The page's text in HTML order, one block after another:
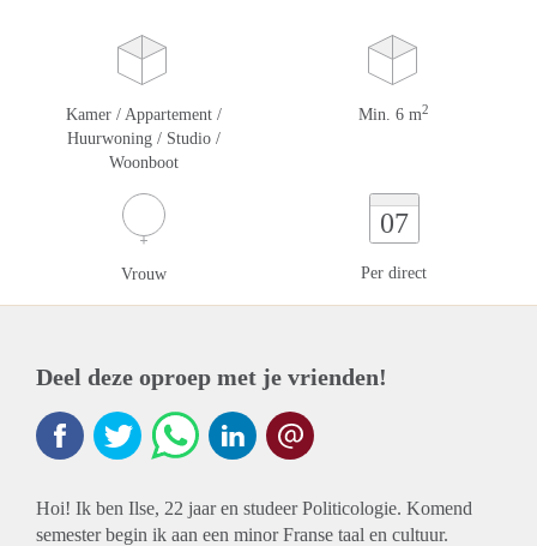
Kamer / Appartement /
Huurwoning / Studio /
Woonboot
Min. 6 m2
Vrouw
07
Per direct
Deel deze oproep met je vrienden!
Hoi! Ik ben Ilse, 22 jaar en studeer Politicologie. Komend
semester begin ik aan een minor Franse taal en cultuur.